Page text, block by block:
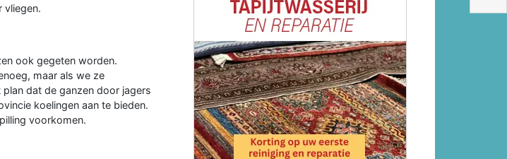
vliegen.
ook gegeten worden.
maar als we ze
dat de ganzen door jagers
koelingen aan te bieden.
voorkomen.